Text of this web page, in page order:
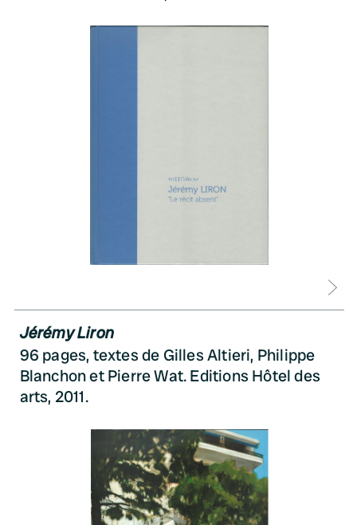
Jérémy Liron
96 pages, textes de Gilles Altieri, Philippe
Blanchon et Pierre Wat. Editions Hôtel des
arts, 2011.